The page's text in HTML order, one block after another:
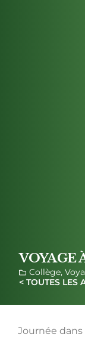
VOYAGE
Collège,
< TOUTES LES
Journée